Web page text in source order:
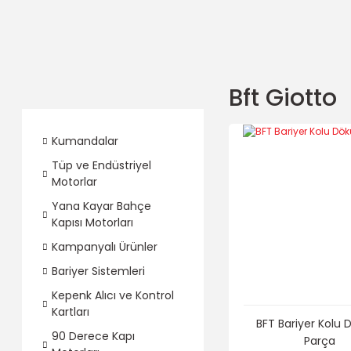
Kumandalar
Tüp ve Endüstriyel
Motorlar
Yana Kayar Bahçe
Kapısı Motorları
Kampanyalı Ürünler
Bariyer Sistemleri
Kepenk Alıcı ve Kontrol
Kartları
90 Derece Kapı
Bft Giotto
BFT Bariyer Kolu
Parça